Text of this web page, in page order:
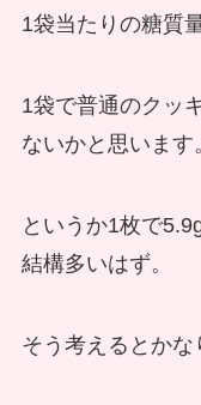
1袋当たりの糖質
1袋で普通のクッ
ないかと思います
というか1枚で
結構多いはず。
そう考えるとかな